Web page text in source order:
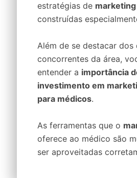
estratégias de
construídas
Além de se destacar dos
concorrentes da área,
entender a importância
investimento em
para médicos.
As ferramentas que o
oferece ao médico são
ser aproveitadas